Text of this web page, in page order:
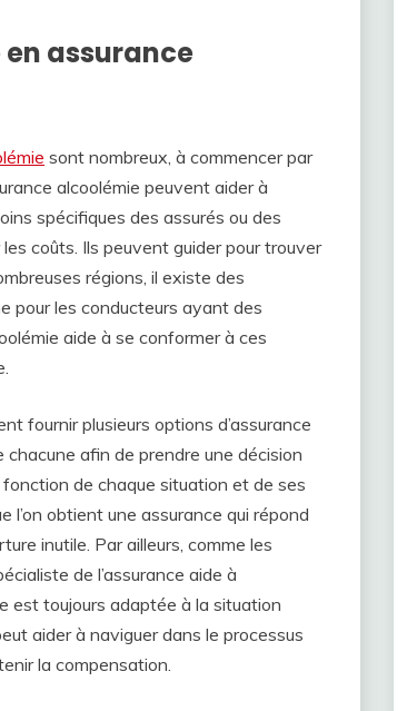
assurance
sont nombreux, à commencer par
alcoolémie peuvent aider à
spécifiques des assurés ou des
coûts. Ils peuvent guider pour trouver
régions, il existe des
pour les conducteurs ayant des
aide à se conformer à ces
fournir plusieurs options d’assurance
afin de prendre une décision
de chaque situation et de ses
l’on obtient une assurance qui répond
inutile. Par ailleurs, comme les
de l’assurance aide à
est toujours adaptée à la situation
aider à naviguer dans le processus
la compensation.